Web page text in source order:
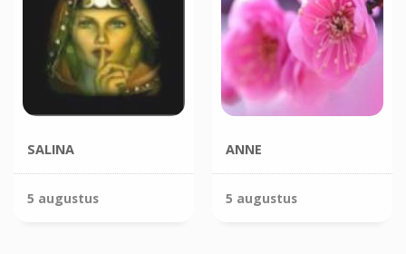
SALINA
5 augustus
ANNE
5 augustus